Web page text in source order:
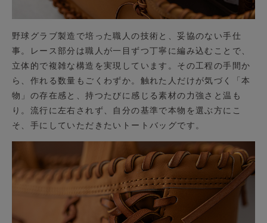
野球グラブ製造で培った職人の技術と、妥協のない手仕
事。レース部分は職人が一目ずつ丁寧に編み込むことで、
立体的で複雑な構造を実現しています。その工程の手間か
ら、作れる数量もごくわずか。触れた人だけが気づく「本
物」の存在感と、持つたびに感じる素材の力強さと温も
り。流行に左右されず、自分の基準で本物を選ぶ方にこ
そ、手にしていただきたいトートバッグです。